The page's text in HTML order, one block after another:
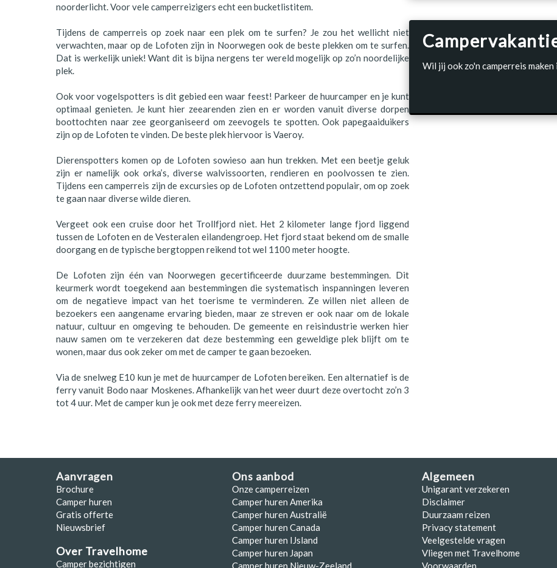
Noorwegen
Portugal
Zuid-Afrika
Zwitserland
noorderlicht. Voor vele camperreizigers echt een bucketlistitem.
Tijdens de camperreis op zoek naar een plek om te surfen? Je zou het wellicht niet
verwachten, maar op de Lofoten zijn in Noorwegen ook de beste plekken om te surfen.
Dat is werkelijk uniek! Want dit is bijna nergens ter wereld mogelijk op zo’n noordelijke
plek.
Ook voor vogelspotters is dit gebied een waar feest! Parkeer de huurcamper en je kunt
optimaal genieten. Je kunt hier zeearenden zien en er worden vanuit diverse dorpen
boottochten naar zee georganiseerd om zeevogels te spotten. Ook papegaaiduikers
zijn op de Lofoten te vinden. De beste plek hiervoor is Vaeroy.
Dierenspotters komen op de Lofoten sowieso aan hun trekken. Met een beetje geluk
zijn er namelijk ook orka’s, diverse walvissoorten, rendieren en poolvossen te zien.
Tijdens een camperreis zijn de excursies op de Lofoten ontzettend populair, om op zoek
te gaan naar diverse wilde dieren.
Vergeet ook een cruise door het Trollfjord niet. Het 2 kilometer lange fjord liggend
tussen de Lofoten en de Vesteralen eilandengroep. Het fjord staat bekend om de smalle
doorgang en de typische bergtoppen reikend tot wel 1100 meter hoogte.
De Lofoten zijn één van Noorwegen gecertificeerde duurzame bestemmingen. Dit
keurmerk wordt toegekend aan bestemmingen die systematisch inspanningen leveren
om de negatieve impact van het toerisme te verminderen. Ze willen niet alleen de
bezoekers een aangename ervaring bieden, maar ze streven er ook naar om de lokale
natuur, cultuur en omgeving te behouden. De gemeente en reisindustrie werken hier
nauw samen om te verzekeren dat deze bestemming een geweldige plek blijft om te
wonen, maar dus ook zeker om met de camper te gaan bezoeken.
Via de snelweg E10 kun je met de huurcamper de Lofoten bereiken. Een alternatief is de
ferry vanuit Bodo naar Moskenes. Afhankelijk van het weer duurt deze overtocht zo’n 3
tot 4 uur. Met de camper kun je ook met deze ferry meereizen.
Wil jij ook zo'n camperreis
Aanvragen
Brochure
Camper huren
Gratis offerte
Nieuwsbrief
Over Travelhome
Camper bezichtigen
Ons aanbod
Onze camperreizen
Camper huren Amerika
Camper huren Australië
Camper huren Canada
Camper huren IJsland
Camper huren Japan
Camper huren Nieuw-Zeeland
Algemeen
Unigarant verzekeren
Disclaimer
Duurzaam reizen
Privacy statement
Veelgestelde vragen
Vliegen met Travelhome
Voorwaarden